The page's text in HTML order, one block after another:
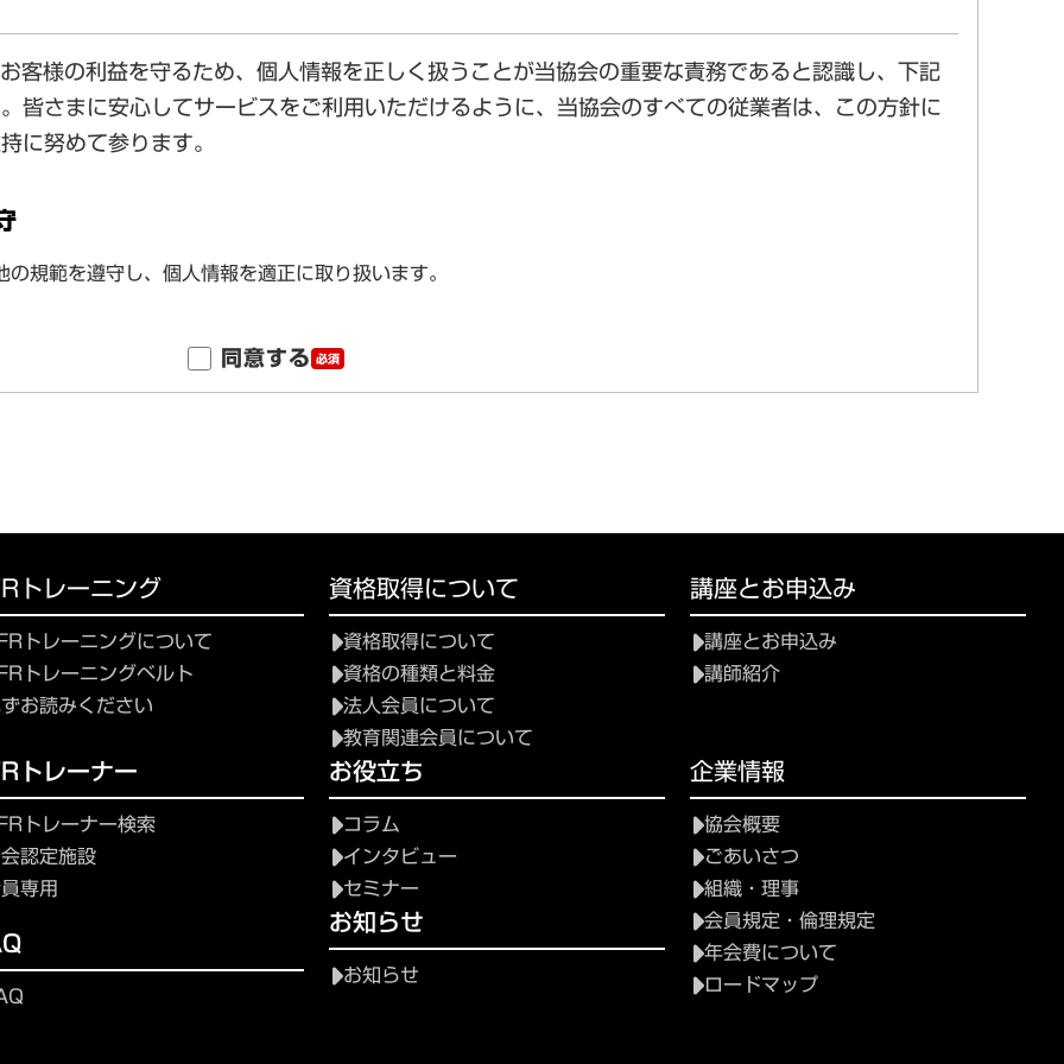
同意する 必須
トレーニング
トレーニングについて
トレーニングベルト
お読みください
資格取得について
資格取得について
資格の種類と料金
法人会員について
教育関連会員について
講座とお申込み
講座とお申込み
講師紹介
トレーナー
トレーナー検索
認定施設
専用
お役立ち
コラム
インタビュー
セミナー
お知らせ
お知らせ
企業情報
協会概要
ごあいさつ
組織・理事
会員規定・倫理規定
年会費について
ロードマップ